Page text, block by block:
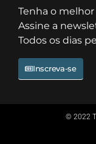
Tenha o
Assine a
Todos os dias
Inscreva-se
© 2022